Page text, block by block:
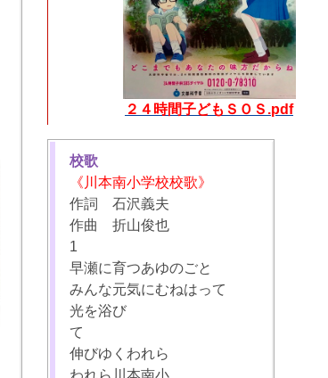
２４時間子どもＳＯＳ.pdf
校歌
《川本南小学校校歌》
作詞 石沢義夫
作曲 折山俊也
1
早瀬に育つあゆのごと
みんな元気にむねはって
光を浴び
て
伸びゆくわれら